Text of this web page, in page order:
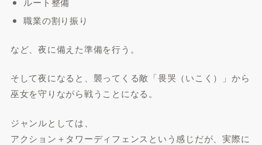
職業の割り振り
など、夜に備えた準備を行う。
そして夜になると、襲ってくる敵「畏哭（いこく）」から
巫女を守りながら戦うことになる。
ジャンルとしては、
アクション＋タワーディフェンスという感じだが、実際に